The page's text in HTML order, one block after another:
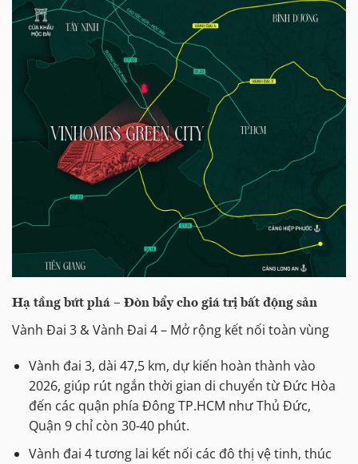
Hạ tầng bứt phá – Đòn bẩy cho giá trị bất động sản
Vành Đai 3 & Vành Đai 4 – Mở rộng kết nối toàn vùng
Vành đai 3, dài 47,5 km, dự kiến hoàn thành vào
2026, giúp rút ngắn thời gian di chuyển từ Đức Hòa
đến các quận phía Đông TP.HCM như Thủ Đức,
Quận 9 chỉ còn 30-40 phút.
Vành đai 4 tương lai kết nối các đô thị vệ tinh, thúc